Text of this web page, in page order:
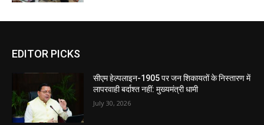
EDITOR PICKS
सीएम हेल्पलाइन-1905 पर जन शिकायतों के निस्तारण में
लापरवाही बर्दाश्त नहीं: मुख्यमंत्री धामी
July 30, 2026